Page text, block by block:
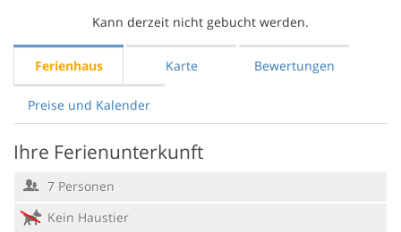
Kann derzeit nicht gebucht werden.
Ferienhaus Karte Bewertungen
Preise und Kalender
Ihre Ferienunterkunft
7 Personen
Kein Haustier